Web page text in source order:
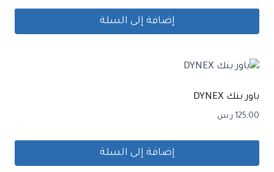
إضافة إلى السلة
باور بنك DYNEX
125,00 ر.س
إضافة إلى السلة